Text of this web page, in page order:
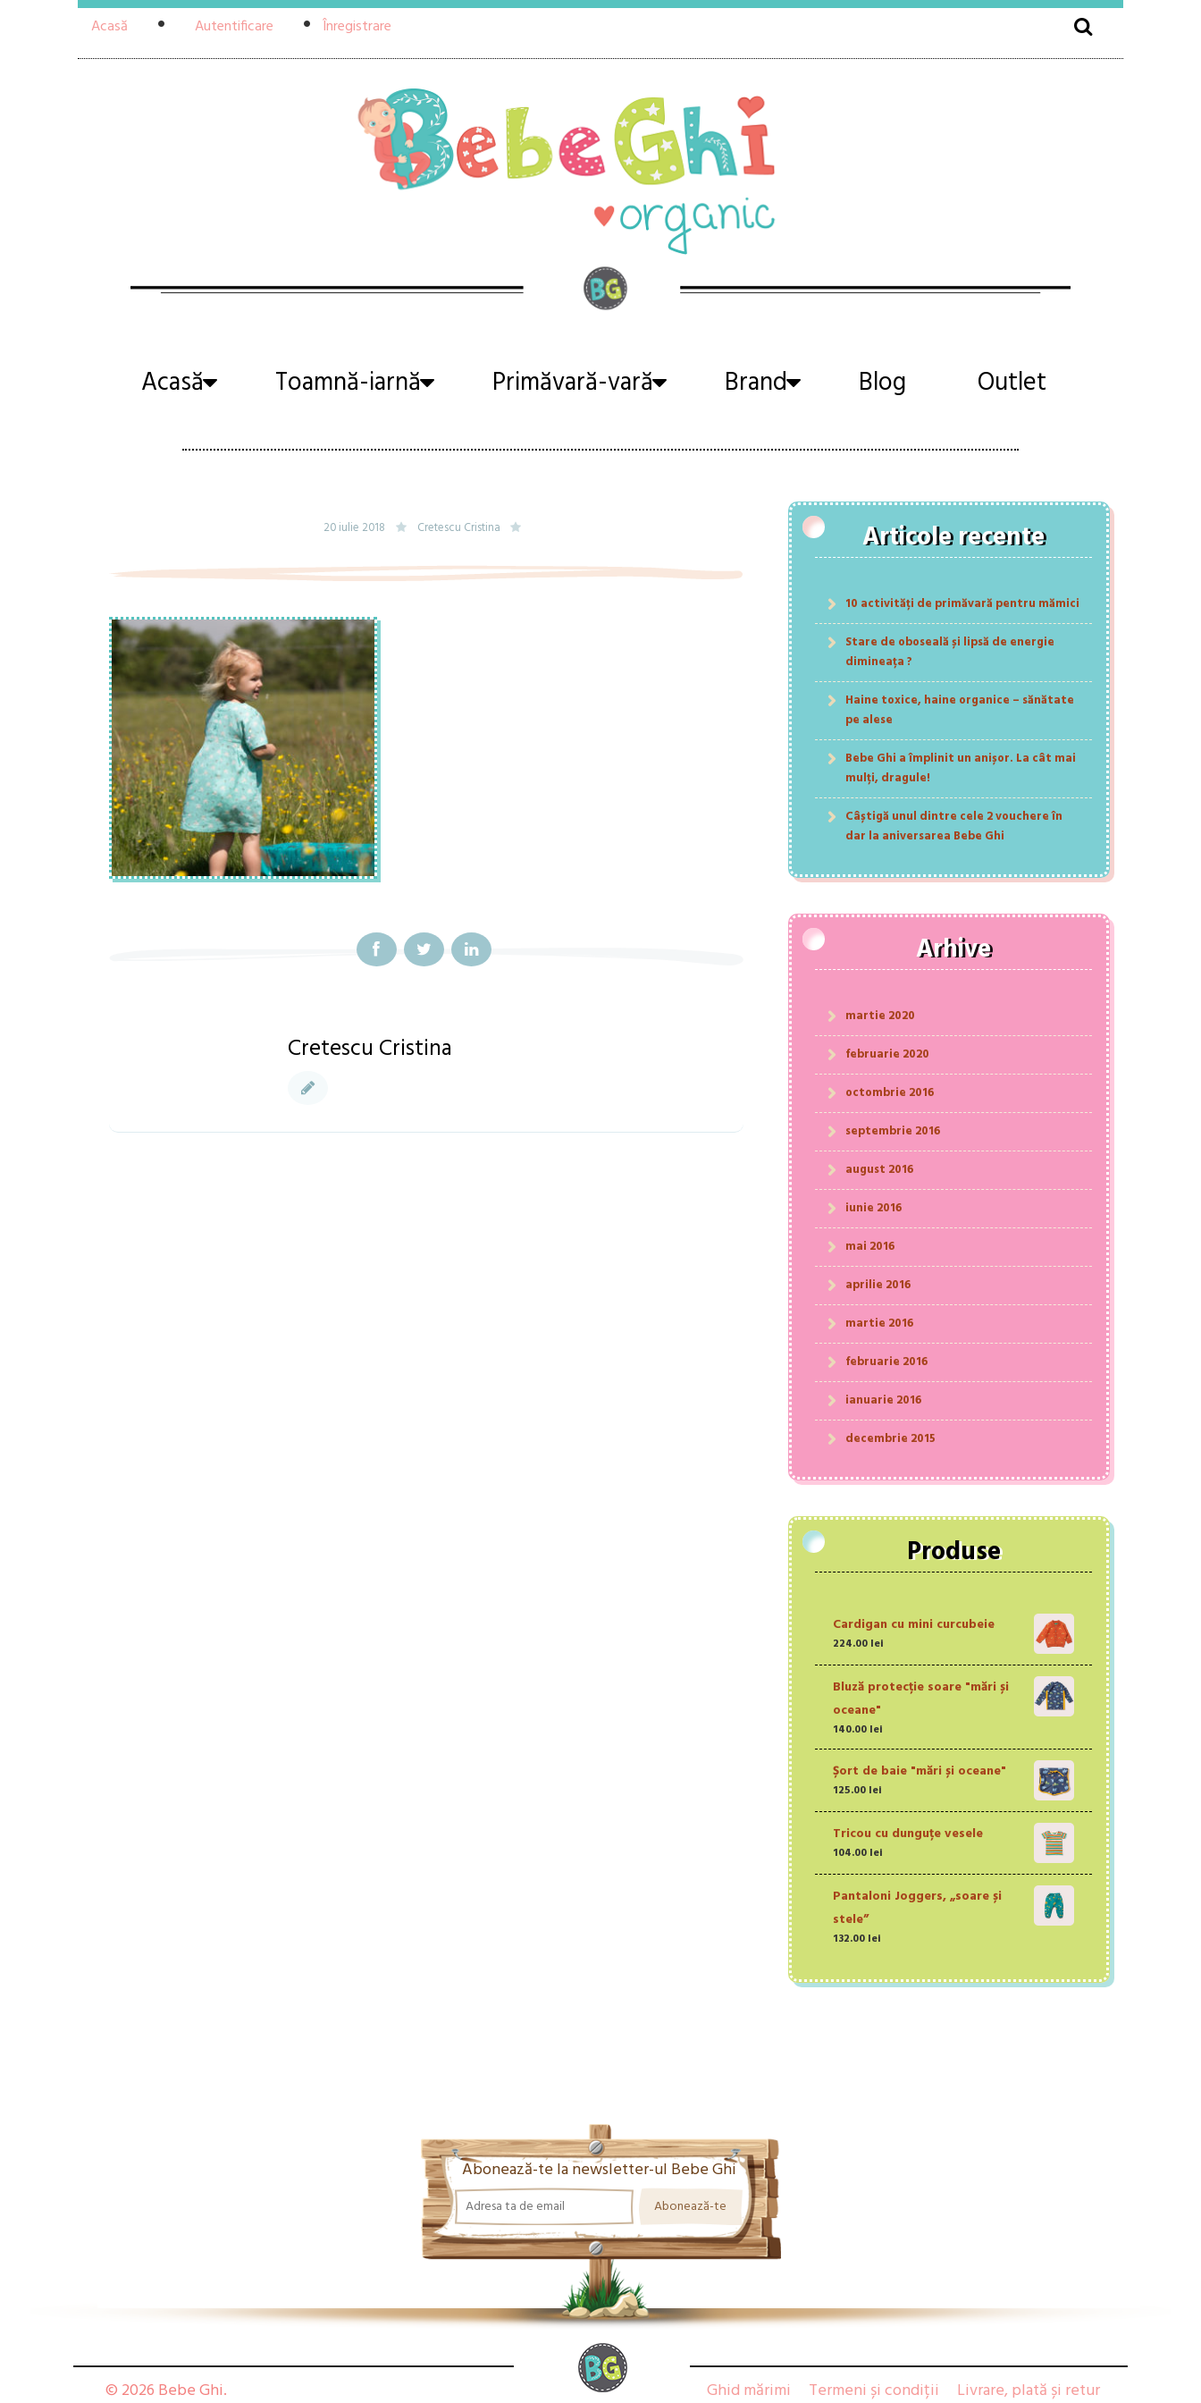
Acasă Autentificare Înregistrare
Acasă Toamnă-iarnă Primăvară-vară Brand Blog Outlet
20 iulie 2018 Cretescu Cristina
Cretescu Cristina
Articole recente
10 activități de primăvară pentru mămici
Stare de oboseală și lipsă de energie
dimineața ?
Haine toxice, haine organice – sănătate
pe alese
Bebe Ghi a împlinit un anișor. La cât mai
mulți, dragule!
Câștigă unul dintre cele 2 vouchere în
dar la aniversarea Bebe Ghi
Arhive
martie 2020
februarie 2020
octombrie 2016
septembrie 2016
august 2016
iunie 2016
mai 2016
aprilie 2016
martie 2016
februarie 2016
ianuarie 2016
decembrie 2015
Produse
Cardigan cu mini curcubeie
224.00 lei
Bluză protecție soare "mări și
oceane"
140.00 lei
Șort de baie "mări și oceane"
125.00 lei
Tricou cu dunguțe vesele
104.00 lei
Pantaloni Joggers, „soare și
stele”
132.00 lei
Abonează-te la newsletter-ul Bebe Ghi
© 2026 Bebe Ghi. Ghid mărimi Termeni și condiții Livrare, plată și retur